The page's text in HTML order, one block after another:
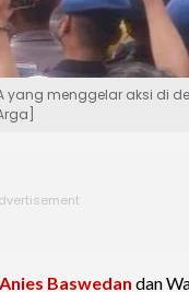
yang menggelar aksi di
Anies Baswedan dan